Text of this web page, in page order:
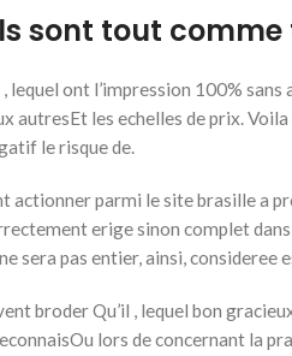
sont tout
, lequel ont l’impression 100%
autresEt les echelles de prix.
le risque de.
actionner parmi le site brasille a
erige sinon complet
sera pas entier, ainsi,
broder Qu’il , lequel bon
lors de concernant la